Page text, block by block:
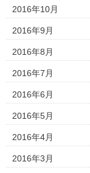
2016年10月
2016年9月
2016年8月
2016年7月
2016年6月
2016年5月
2016年4月
2016年3月